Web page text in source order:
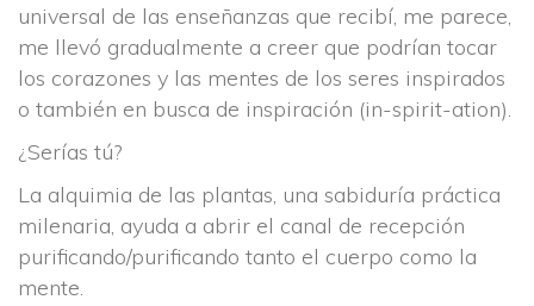
universal de las enseñanzas que recibí, me parece,
me llevó gradualmente a creer que podrían tocar
los corazones y las mentes de los seres inspirados
o también en busca de inspiración (in-spirit-ation).
¿Serías tú?
La alquimia de las plantas, una sabiduría práctica
milenaria, ayuda a abrir el canal de recepción
purificando/purificando tanto el cuerpo como la
mente.